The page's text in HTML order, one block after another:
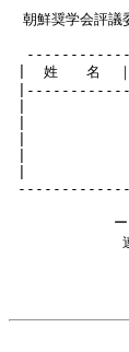
朝鮮奨学会評議
|  姓　　名  ｜
ー
連
新